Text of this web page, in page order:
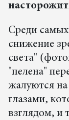
Среди
снижение
света"
"пелена"
жалуются
глазами,
взглядом, и